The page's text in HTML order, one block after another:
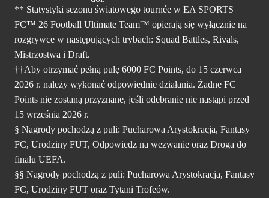
** Statystyki sezonu światowego tournée w EA SPORTS
FC™ 26 Football Ultimate Team™ opierają się wyłącznie na
rozgrywce w następujących trybach: Squad Battles, Rivals,
Mistrzostwa i Draft.
††Aby otrzymać pełną pulę 6000 FC Points, do 15 czerwca
2026 r. należy wykonać odpowiednie działania. Żadne FC
Points nie zostaną przyznane, jeśli odebranie nie nastąpi przed
15 września 2026 r.
§ Nagrody pochodzą z puli: Pucharowa Arystokracja, Fantasy
FC, Urodziny FUT, Odpowiedz na wezwanie oraz Droga do
finału UEFA.
§§ Nagrody pochodzą z puli: Pucharowa Arystokracja, Fantasy
FC, Urodziny FUT oraz Tytani Trofeów.